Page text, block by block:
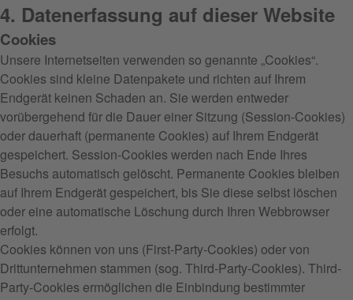
4. Datenerfassung auf dieser Website
Cookies
Unsere Internetseiten verwenden so genannte „Cookies“.
Cookies sind kleine Datenpakete und richten auf Ihrem
Endgerät keinen Schaden an. Sie werden entweder
vorübergehend für die Dauer einer Sitzung (Session-Cookies)
oder dauerhaft (permanente Cookies) auf Ihrem Endgerät
gespeichert. Session-Cookies werden nach Ende Ihres
Besuchs automatisch gelöscht. Permanente Cookies bleiben
auf Ihrem Endgerät gespeichert, bis Sie diese selbst löschen
oder eine automatische Löschung durch Ihren Webbrowser
erfolgt.
Cookies können von uns (First-Party-Cookies) oder von
Drittunternehmen stammen (sog. Third-Party-Cookies). Third-
Party-Cookies ermöglichen die Einbindung bestimmter